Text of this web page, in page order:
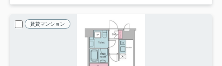
賃貸マンション